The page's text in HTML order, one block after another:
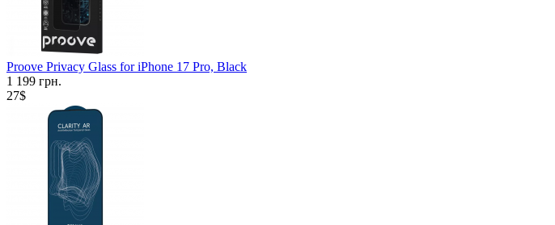
Proove Privacy Glass for iPhone 17 Pro, Black
1 199 грн.
27$